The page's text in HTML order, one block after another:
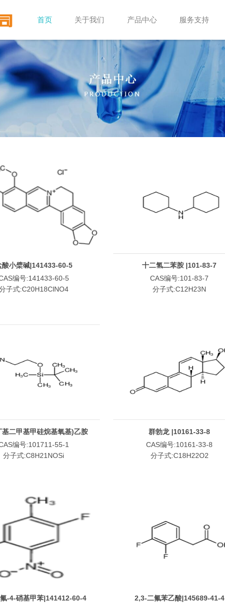
首页 关于我们 产品中心 服务支持
酸小檗碱|141433-60-5
编号:141433-60-5
子式:C20H18ClNO4
十二氢二苯胺 |101-83-7
CAS编号:101-83-7
分子式:C12H23N
基二甲基甲硅烷基氧基)乙胺
|101711-55-1
编号:101711-55-1
分子式:C8H21NOSi
群勃龙 |10161-33-8
CAS编号:10161-33-8
分子式:C18H22O2
-4-硝基甲苯|141412-60-4
2,3-二氟苯乙酸|145689-41-4